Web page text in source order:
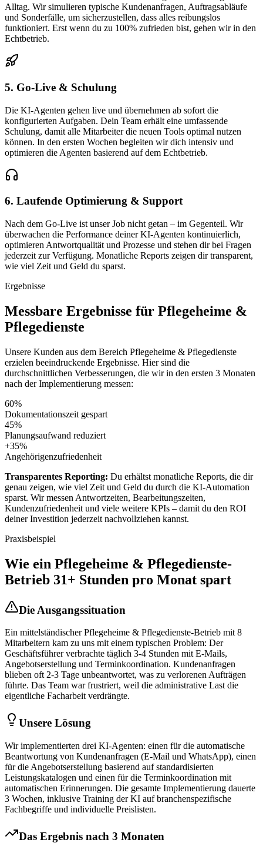
Alltag. Wir simulieren typische Kundenanfragen, Auftragsabläufe
und Sonderfälle, um sicherzustellen, dass alles reibungslos
funktioniert. Erst wenn du zu 100% zufrieden bist, gehen wir in den
Echtbetrieb.
5. Go-Live & Schulung
Die KI-Agenten gehen live und übernehmen ab sofort die
konfigurierten Aufgaben. Dein Team erhält eine umfassende
Schulung, damit alle Mitarbeiter die neuen Tools optimal nutzen
können. In den ersten Wochen begleiten wir dich intensiv und
optimieren die Agenten basierend auf dem Echtbetrieb.
6. Laufende Optimierung & Support
Nach dem Go-Live ist unser Job nicht getan – im Gegenteil. Wir
überwachen die Performance deiner KI-Agenten kontinuierlich,
optimieren Antwortqualität und Prozesse und stehen dir bei Fragen
jederzeit zur Verfügung. Monatliche Reports zeigen dir transparent,
wie viel Zeit und Geld du sparst.
Ergebnisse
Messbare Ergebnisse für Pflegeheime &
Pflegedienste
Unsere Kunden aus dem Bereich Pflegeheime & Pflegedienste
erzielen beeindruckende Ergebnisse. Hier sind die
durchschnittlichen Verbesserungen, die wir in den ersten 3 Monaten
nach der Implementierung messen:
60%
Dokumentationszeit gespart
45%
Planungsaufwand reduziert
+35%
Angehörigenzufriedenheit
Transparentes Reporting: Du erhältst monatliche Reports, die dir
genau zeigen, wie viel Zeit und Geld du durch die KI-Automation
sparst. Wir messen Antwortzeiten, Bearbeitungszeiten,
Kundenzufriedenheit und viele weitere KPIs – damit du den ROI
deiner Investition jederzeit nachvollziehen kannst.
Praxisbeispiel
Wie ein Pflegeheime & Pflegedienste-
Betrieb 31+ Stunden pro Monat spart
Die Ausgangssituation
Ein mittelständischerPflegeheime & Pflegedienste-Betrieb mit 8
Mitarbeitern kam zu uns mit einem typischen Problem: Der
Geschäftsführer verbrachte täglich 3-4 Stunden mit E-Mails,
Angebotserstellung und Terminkoordination. Kundenanfragen
blieben oft 2-3 Tage unbeantwortet, was zu verlorenen Aufträgen
führte. Das Team war frustriert, weil die administrative Last die
eigentliche Facharbeit verdrängte.
Unsere Lösung
Wir implementierten drei KI-Agenten: einen für die automatische
Beantwortung von Kundenanfragen (E-Mail und WhatsApp), einen
für die Angebotserstellung basierend auf standardisierten
Leistungskatalogen und einen für die Terminkoordination mit
automatischen Erinnerungen. Die gesamte Implementierung dauerte
3 Wochen, inklusive Training der KI auf branchenspezifische
Fachbegriffe und individuelle Preislisten.
Das Ergebnis nach 3 Monaten